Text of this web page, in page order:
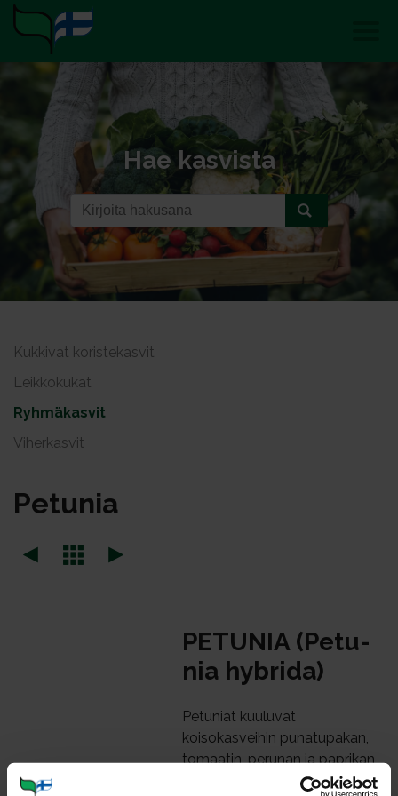
Hae kasvista
Kukkivat koristekasvit
Leikkokukat
Ryhmäkasvit
Viherkasvit
Pe­tu­nia
PE­TU­NIA (Pe­tu­
nia hyb­ri­da)
Petuniat kuuluvat
koisokasveihin punatupakan,
tomaatin, perunan ja paprikan
tavoin. Yleisimmin viljellyt